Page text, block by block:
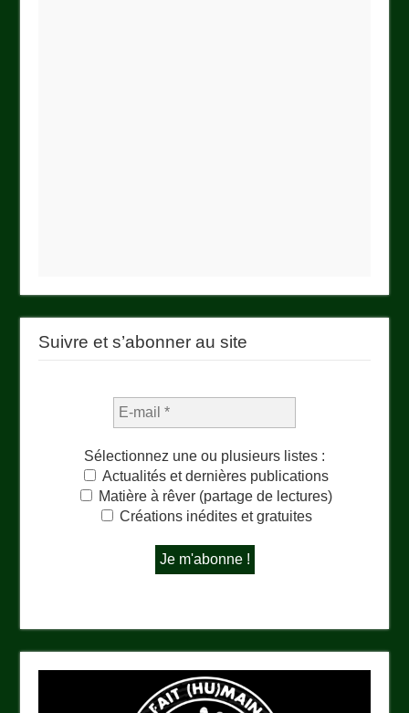
Suivre et s’abonner au site
Sélectionnez une ou plusieurs listes :
Actualités et dernières publications
Matière à rêver (partage de lectures)
Créations inédites et gratuites